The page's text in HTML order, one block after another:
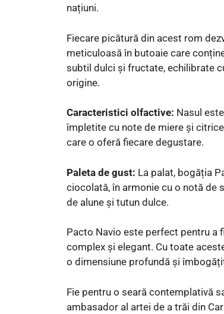
națiuni.
Fiecare picătură din acest rom
meticuloasă în butoaie care
subtil dulci și fructate, echilibrate
origine.
Caracteristici olfactive: Nasul
împletite cu note de miere și
care o oferă fiecare degustare.
Paleta de gust: La palat, bogăția
ciocolată, în armonie cu o notă de
de alune și tutun dulce.
Pacto Navio este perfect pentru a
complex și elegant. Cu toate
o dimensiune profundă și
Fie pentru o seară contemplativă
ambasador al artei de a trăi din